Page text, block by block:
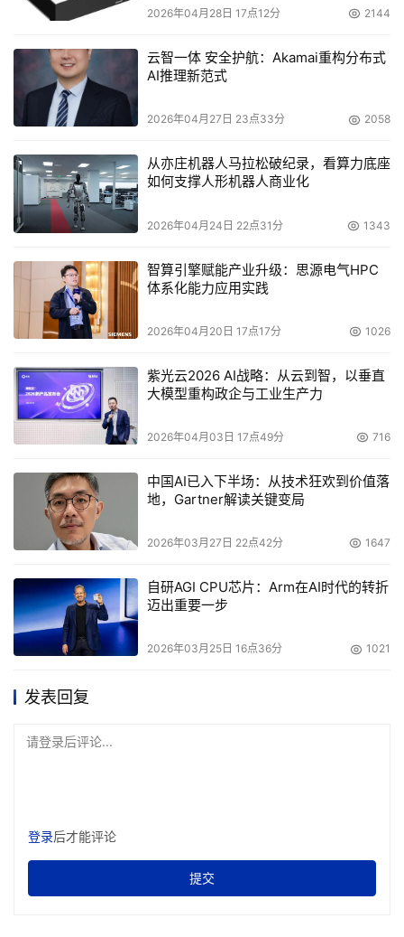
2026年04月28日 17点12分 2144
云智一体 安全护航：Akamai重构分布式
AI推理新范式
2026年04月27日 23点33分 2058
从亦庄机器人马拉松破纪录，看算力底座
如何支撑人形机器人商业化
2026年04月24日 22点31分 1343
智算引擎赋能产业升级：思源电气HPC
体系化能力应用实践
2026年04月20日 17点17分 1026
紫光云2026 AI战略：从云到智，以垂直
大模型重构政企与工业生产力
2026年04月03日 17点49分 716
中国AI已入下半场：从技术狂欢到价值落
地，Gartner解读关键变局
2026年03月27日 22点42分 1647
自研AGI CPU芯片：Arm在AI时代的转折
迈出重要一步
2026年03月25日 16点36分 1021
发表回复
请登录后评论...
登录后才能评论
提交